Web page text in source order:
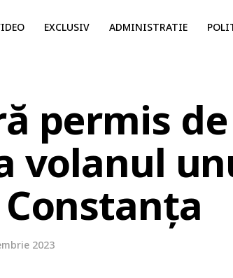
EXCLUSIV ADMINISTRATIE
permis
volanul
2023